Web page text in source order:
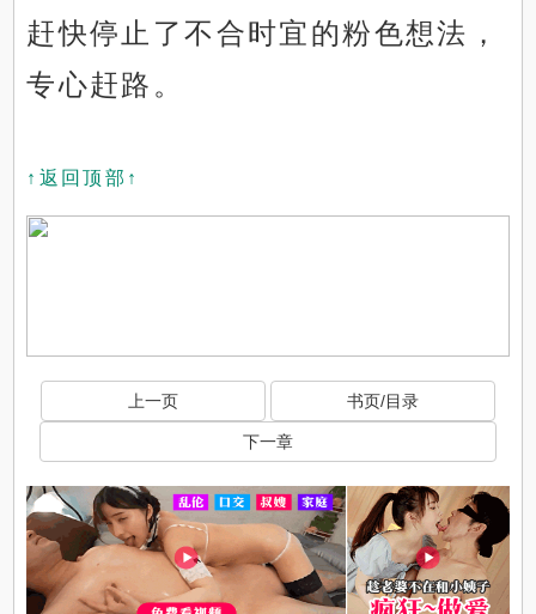
赶快停止了不合时宜的粉色想法，
专心赶路。
↑返回顶部↑
上一页 书页/目录
下一章